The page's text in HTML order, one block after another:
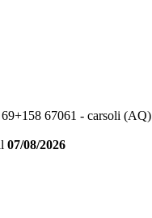
67061 - carsoli (AQ)
07/08/2026